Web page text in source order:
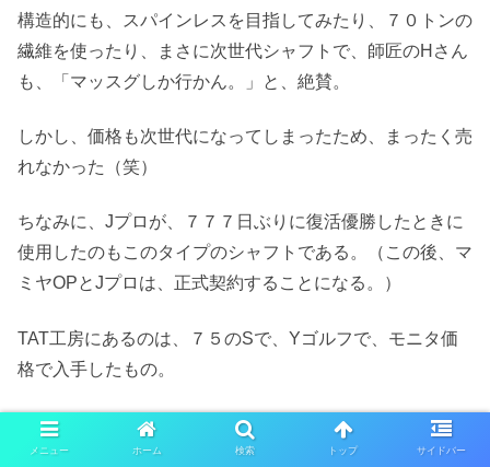
構造的にも、スパインレスを目指してみたり、７０トンの
繊維を使ったり、まさに次世代シャフトで、師匠のHさん
も、「マッスグしか行かん。」と、絶賛。
しかし、価格も次世代になってしまったため、まったく売
れなかった（笑）
ちなみに、Jプロが、７７７日ぶりに復活優勝したときに
使用したのもこのタイプのシャフトである。（この後、マ
ミヤOPとJプロは、正式契約することになる。）
TAT工房にあるのは、７５のSで、Yゴルフで、モニタ価
格で入手したもの。
以前はRV10 ３６０に付けてみたものの、重すぎてあき
らめた経緯がある。
メニュー ホーム 検索 トップ サイドバー